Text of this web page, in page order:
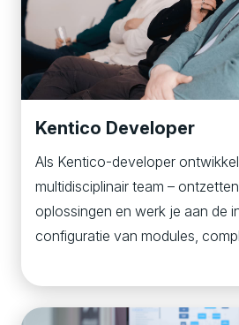
Kentico Developer
Als Kentico-developer
multidisciplinair team –
oplossingen en werk je aan de
configuratie van modules,
commerceplatformen. Je denkt
alleen de techniek: je houdt
gebruikersgemak, SEO,